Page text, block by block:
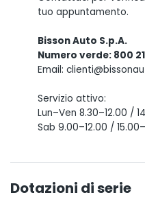
tuo appuntamento.
Bisson Auto S.p.A.
Numero verde: 800
Email:
Servizio attivo:
Lun–Ven 8.30–12.00 /
Sab 9.00–12.00 /
Dotazioni di serie